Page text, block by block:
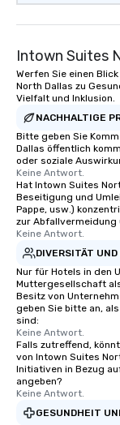
Intown Suites
Werfen Sie einen
North Dallas zu
Vielfalt und Inklusion.
NACHHALTIGE
Bitte geben Sie
Dallas öffentlich
oder soziale
Keine Antwort.
Hat Intown Suites
Beseitigung und
Pappe, usw.)
zur
Keine Antwort.
DIVERSITÄT
Nur für Hotels in den
Muttergesellschaft
Besitz von
geben Sie bitte an,
sind:
Keine Antwort.
Falls zutreffend,
von Intown Suites
Initiativen in Bezug
angeben?
Keine Antwort.
GESUNDHEIT